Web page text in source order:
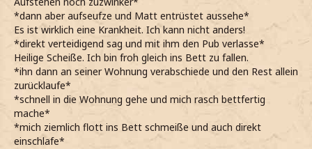
*dann aber aufseufze und Matt entrüstet aussehe*
Es ist wirklich eine Krankheit. Ich kann nicht anders!
*direkt verteidigend sag und mit ihm den Pub verlasse*
Heilige Scheiße. Ich bin froh gleich ins Bett zu fallen.
*ihn dann an seiner Wohnung verabschiede und den Rest allein
zurücklaufe*
*schnell in die Wohnung gehe und mich rasch bettfertig
mache*
*mich ziemlich flott ins Bett schmeiße und auch direkt
einschlafe*